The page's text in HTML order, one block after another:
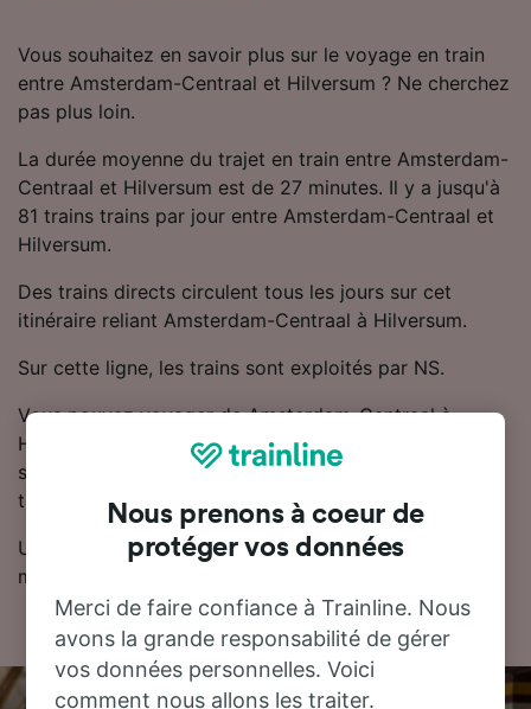
Vous souhaitez en savoir plus sur le voyage en train
entre Amsterdam-Centraal et Hilversum ? Ne cherchez
pas plus loin.
La durée moyenne du trajet en train entre Amsterdam-
Centraal et Hilversum est de 27 minutes. Il y a jusqu'à
81 trains trains par jour entre Amsterdam-Centraal et
Hilversum.
Des trains directs circulent tous les jours sur cet
itinéraire reliant Amsterdam-Centraal à Hilversum.
Sur cette ligne, les trains sont exploités par NS.
Vous pouvez voyager de Amsterdam-Centraal à
Hilversum à partir de seulement 7.64 CHF. Réserver
son billet de train à l'avance permet généralement de
trouver des prix plus bas.
Utilisez notre planificateur de voyage pour obtenir les
meilleurs prix sur vos billets.
Nous prenons à coeur de
protéger vos données
Merci de faire confiance à Trainline. Nous
avons la grande responsabilité de gérer
vos données personnelles. Voici
comment nous allons les traiter.